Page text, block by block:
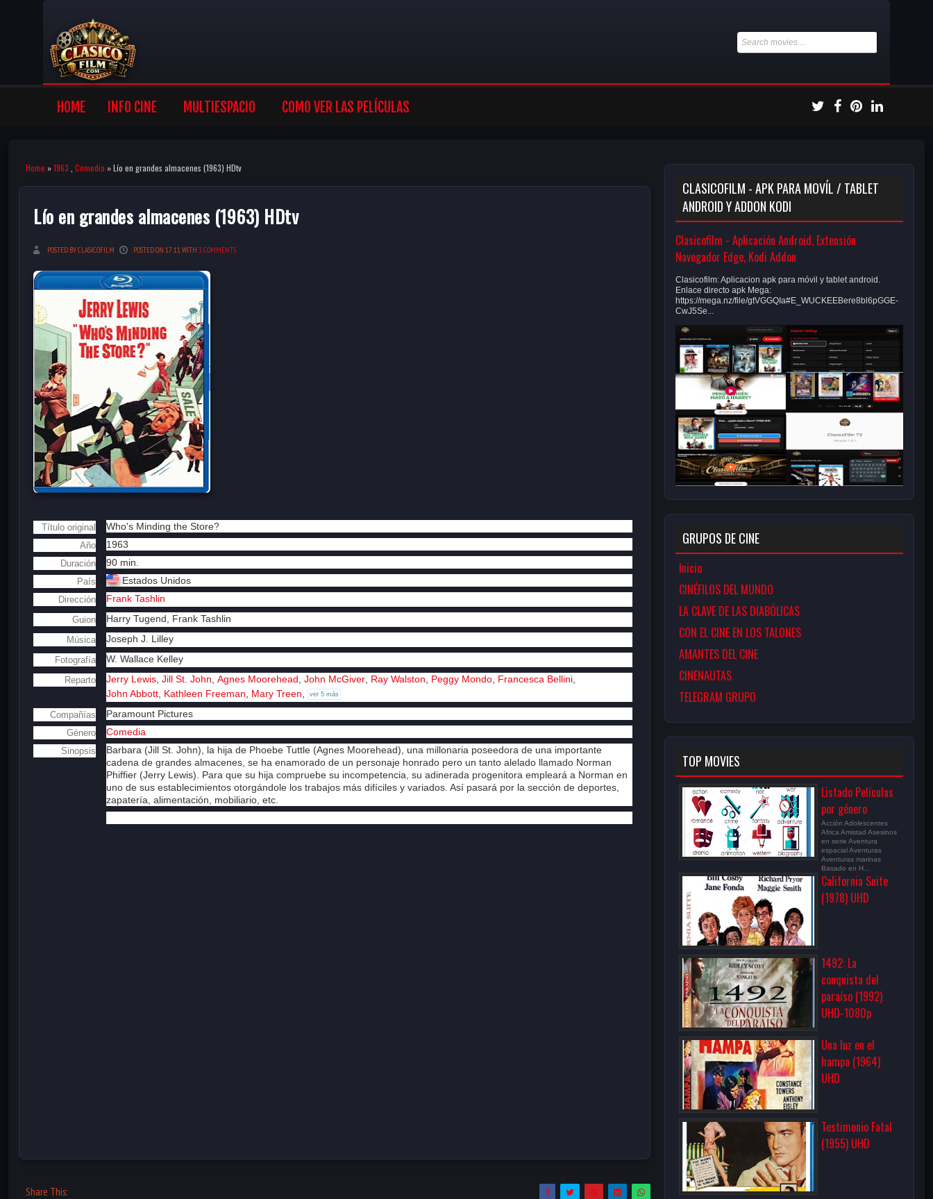
HOME INFO CINE MULTIESPACIO COMO VER LAS PELÍCULAS
Home »1963 Comedia » Lío en grandes almacenes (1963) HDtv
Lío en grandes almacenes (1963) HDtv
POSTED BY CLASICOFILM POSTED ON 17:11 WITH 3 COMMENTS
Título original Who's Minding the Store?
Año 1963
Duración 90 min.
País Estados Unidos
Dirección Frank Tashlin
Guion Harry Tugend Frank Tashlin
Música Joseph J. Lilley
Fotografía W. Wallace Kelley
Reparto Jerry Lewis Jill St. John Agnes Moorehead John McGiver Ray Walston Peggy Mondo Francesca Bellini
John Abbott Kathleen Freeman Mary Treen ver 5 más
Compañías Paramount Pictures
Género Comedia
Sinopsis
Barbara (Jill St. John), la hija de Phoebe Tuttle (Agnes Moorehead), una millonaria poseedora de una importante
cadena de grandes almacenes, se ha enamorado de un personaje honrado pero un tanto alelado llamado Norman
Phiffier (Jerry Lewis). Para que su hija compruebe su incompetencia, su adinerada progenitora empleará a Norman en
uno de sus establecimientos otorgándole los trabajos más difíciles y variados. Así pasará por la sección de deportes,
zapatería, alimentación, mobiliario, etc.
Share This:
CLASICOFILM - APK PARA MOVÍL / TABLET
ANDROID Y ADDON KODI
Clasicofilm - Aplicación Android, Extensión
Navegador Edge, Kodi Addon
Clasicofilm: Aplicacion apk para móvil y tablet android.
Enlace directo apk Mega:
https://mega.nz/file/gtVGGQIa#E_WUCKEEBere8bl6pGGE-
CwJ5Se...
GRUPOS DE CINE
Inicio
CINÉFILOS DEL MUNDO
LA CLAVE DE LAS DIABÓLICAS
CON EL CINE EN LOS TALONES
AMANTES DEL CINE
CINENAUTAS
TELEGRAM GRUPO
TOP MOVIES
Listado Películas
por género
Acción Adolescentes
Africa Amistad Asesinos
en serie Aventura
espacial Aventuras
Aventuras marinas
Basado en H...
California Suite
(1978) UHD
1492: La
conquista del
paraíso (1992)
UHD-1080p
Una luz en el
hampa (1964)
UHD
Testimonio Fatal
(1955) UHD